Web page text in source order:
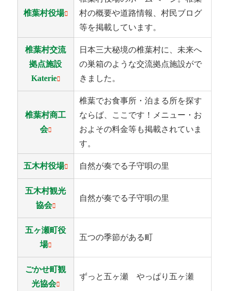
椎葉村役場
村の概要や道路情報、村民ブログ
等を掲載しています。
椎葉村交流
拠点施設
Katerie
日本三大秘境の椎葉村に、未来へ
の巣箱のような交流拠点施設がで
きました。
椎葉村商工
会
椎葉でお食事所・泊まる所を探す
ならば、ここです！メニュー・お
およその料金等も掲載されていま
す。
五木村役場 自然が奏でる子守唄の里
五木村観光
協会
自然が奏でる子守唄の里
五ヶ瀬町役
場
五つの季節がある町
ごかせ町観
光協会
ずっと五ヶ瀬 やっぱり五ヶ瀬